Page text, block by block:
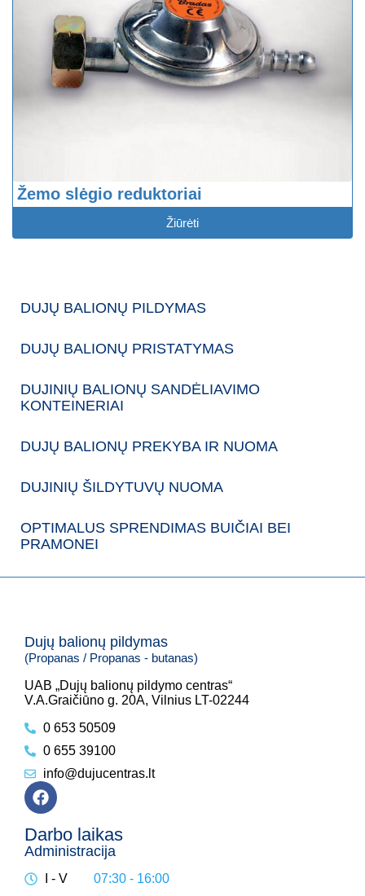
Žemo slėgio reduktoriai
Žiūrėti
DUJŲ BALIONŲ PILDYMAS
DUJŲ BALIONŲ PRISTATYMAS
DUJINIŲ BALIONŲ SANDĖLIAVIMO
KONTEINERIAI
DUJŲ BALIONŲ PREKYBA IR NUOMA
DUJINIŲ ŠILDYTUVŲ NUOMA
OPTIMALUS SPRENDIMAS BUIČIAI BEI
PRAMONEI
Dujų balionų pildymas
(Propanas / Propanas - butanas)
UAB „Dujų balionų pildymo centras“
V.A.Graičiūno g. 20A, Vilnius LT-02244
0 653 50509
0 655 39100
info@dujucentras.lt
Darbo laikas
Administracija
I - V 07:30 - 16:00